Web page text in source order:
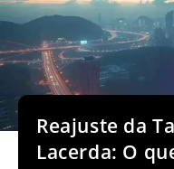
Reajuste da
Lacerda: O